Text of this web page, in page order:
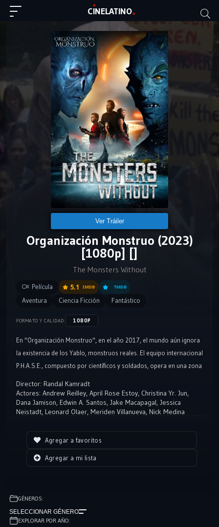
CINELATINO
Ver Tráiler
Organización Monstruo (2023)
[1080p] []
The Monsters Without
Película 5.1 IMDB TMDB
Aventura Ciencia Ficción Fantástico
FORMATO Y CALIDAD: 1080P
En "Organización Monstruo", en el año 2017, el mundo aún ignora
la existencia de los Yablo, monstruos reales. El equipo internacional
P.H.A.S.E., compuesto por científicos y soldados, opera en una zona
a humanos como a monstruos. Sin embargo, enfrentan desafíos
internos y externos mientras luchan por mantener la seguridad y el
equilibrio entre ambos mundos.
Director: Randal Kamradt
Actores: Andrew Reilley, April Rose Estoy, Christina Yr. Jun,
Dana Jamison, Edwin A. Santos, Jake Macapagal, Jessica
Neistadt, Leonard Olaer, Meriden Villanueva, Nick Medina
Agregar a favoritos
Agregar a mi lista
GÉNEROS:
SELECCIONAR GÉNERO
EXPLORAR POR AÑO: